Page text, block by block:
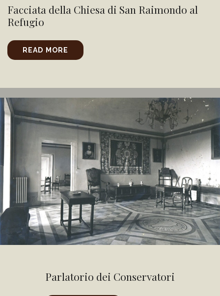
Facciata della Chiesa di San Raimondo al
Refugio
READ MORE
Parlatorio dei Conservatori